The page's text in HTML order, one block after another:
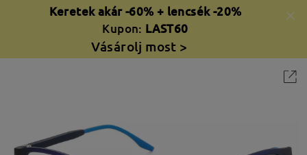
Keretek akár -60% + lencsék -20%
Kupon: LAST60
Vásárolj most >